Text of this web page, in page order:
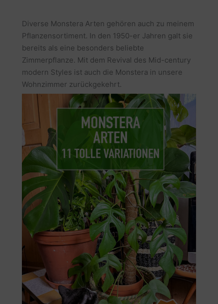
Diverse Monstera Arten gehören auch zu meinem
Pflanzensortiment. In den 1950-er Jahren galt sie
bereits als eine besonders beliebte
Zimmerpflanze. Mit dem Revival des Mid-century
modern Styles ist auch die Monstera in unsere
Wohnzimmer zurückgekehrt.